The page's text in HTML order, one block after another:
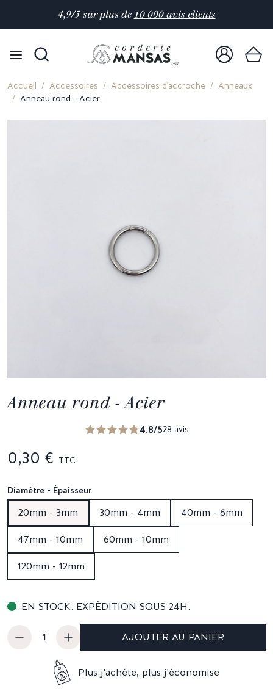
4,9/5 sur plus de 10 000 avis clients
Accueil Accessoires Accessoires d'accroche
Anneaux
Anneau rond - Acier
Anneau rond - Acier
4.8/528 avis
0,30 € TTC
Diamètre - Épaisseur
20mm - 3mm 30mm - 4mm 40mm - 6mm
47mm - 10mm 60mm - 10mm
120mm - 12mm
EN STOCK. EXPÉDITION SOUS 24H.
AJOUTER AU PANIER
Plus j'achète, plus j'économise